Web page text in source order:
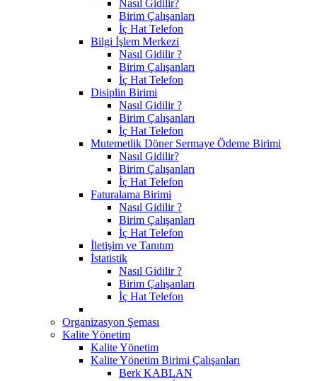
Nasıl Gidilir?
Birim Çalışanları
İç Hat Telefon
Bilgi İşlem Merkezi
Nasıl Gidilir ?
Birim Çalışanları
İç Hat Telefon
Disiplin Birimi
Nasıl Gidilir ?
Birim Çalışanları
İç Hat Telefon
Mutemetlik Döner Sermaye Ödeme Birimi
Nasıl Gidilir?
Birim Çalışanları
İç Hat Telefon
Faturalama Birimi
Nasıl Gidilir ?
Birim Çalışanları
İç Hat Telefon
İletişim ve Tanıtım
İstatistik
Nasıl Gidilir ?
Birim Çalışanları
İç Hat Telefon
Organizasyon Şeması
Kalite Yönetim
Kalite Yönetim
Kalite Yönetim Birimi Çalışanları
Berk KABLAN